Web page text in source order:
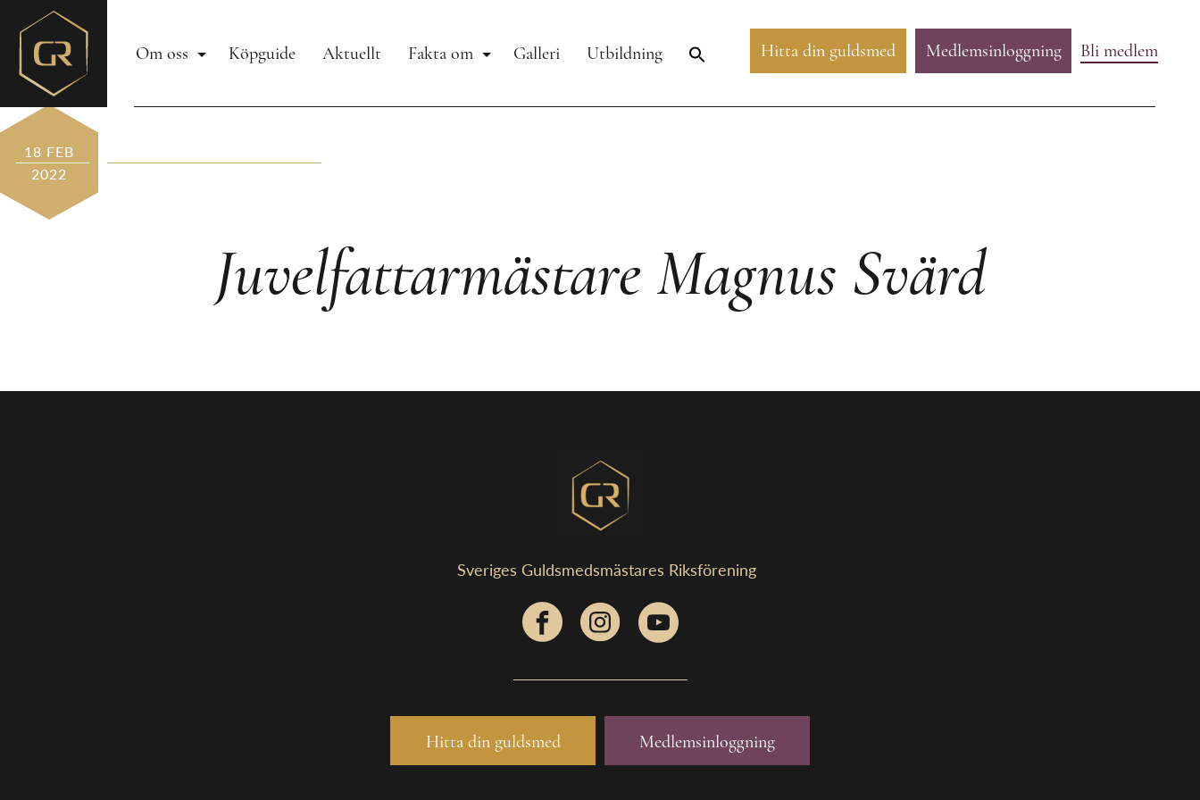
Om oss Köpguide Aktuellt Fakta om Galleri Utbildning Hitta din guldsmed Medlemsinloggning Bli medlem
18 FEB
2022
Juvelfattarmästare Magnus Svärd
Sveriges Guldsmedsmästares Riksförening
Hitta din guldsmed Medlemsinloggning